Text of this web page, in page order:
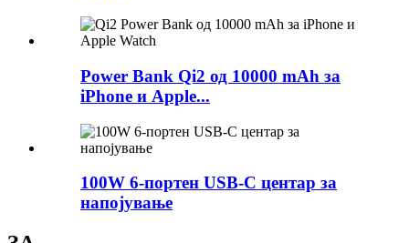
Power Bank Qi2 од 10000 mAh за
iPhone и Apple...
100W 6-портен USB-C центар за
напојување